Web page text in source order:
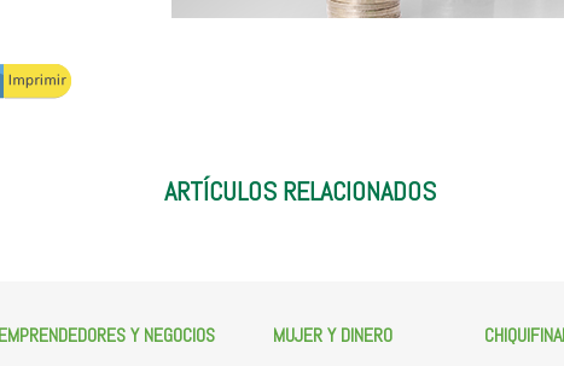
ARTÍCULOS RELACIONADOS
EMPRENDEDORES Y NEGOCIOS MUJER Y DINERO